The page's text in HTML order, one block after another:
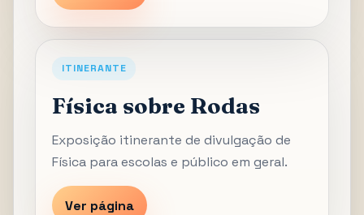
ITINERANTE
Física sobre Rodas
Exposição itinerante de divulgação de
Física para escolas e público em geral.
Ver página